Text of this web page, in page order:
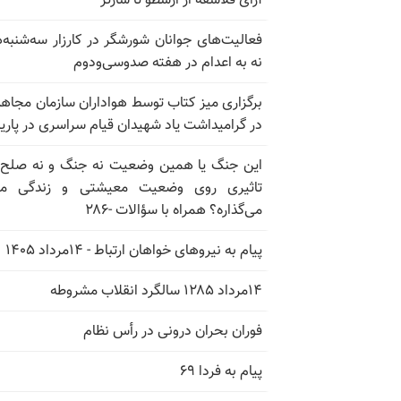
فعالیت‌های جوانان شورشگر در کارزار
نه به اعدام در هفته صدوسی‌و‌دوم
برگزاری میز کتاب توسط هواداران سازمان
در گرامیداشت یاد شهیدان قیام سراسری در
این جنگ یا همین وضعیت نه جنگ و نه
تاثیری روی وضعیت معیشتی و زندگی
می‌گذاره؟ همراه با سؤالات -۲۸۶
پیام به نیروهای خواهان ارتباط - ۱۴مرداد ۱۴۰۵
۱۴مرداد ۱۲۸۵ سالگرد انقلاب مشروطه
فوران بحران درونی در رأس نظام
پیام به فردا ۶۹